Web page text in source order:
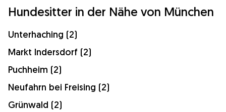
Hundesitter in der Nähe von München
Unterhaching (2)
Markt Indersdorf (2)
Puchheim (2)
Neufahrn bei Freising (2)
Grünwald (2)